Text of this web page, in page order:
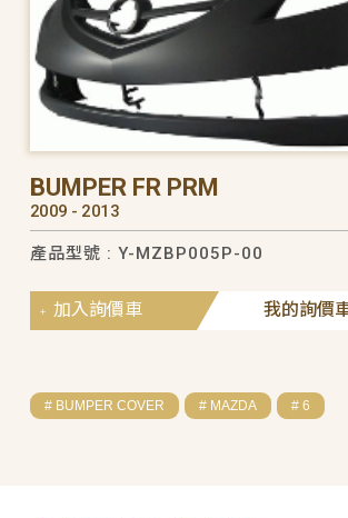
BUMPER FR PRM
2009 - 2013
產品型號 : Y-MZBP005P-00
我的詢價
加入詢價車
# BUMPER COVER # MAZDA # 6